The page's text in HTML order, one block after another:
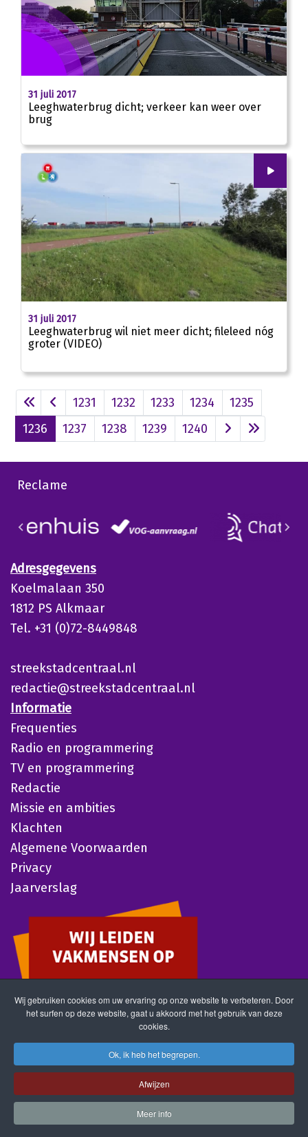
31 juli 2017
Leeghwaterbrug dicht; verkeer kan weer over
brug
00 00
31 juli 2017
Leeghwaterbrug wil niet meer dicht; fileleed nóg
groter (VIDEO)
1231 1232 1233 1234
1235
1236
1237 1238 1239 1240
Reclame
Adresgegevens
Koelmalaan 350
1812 PS Alkmaar
Tel. +31 (0)72-8449848
streekstadcentraal.nl
redactie@streekstadcentraal.nl
Informatie
Frequenties
Radio en programmering
TV en programmering
Redactie
Missie en ambities
Klachten
Algemene Voorwaarden
Privacy
Jaarverslag
Wij gebruiken cookies om uw ervaring op onze website te verbeteren. Door
het surfen op deze website, gaat u akkoord met het gebruik van deze
cookies.
Ok, ik heb het begrepen.
Afwijzen
Meer info